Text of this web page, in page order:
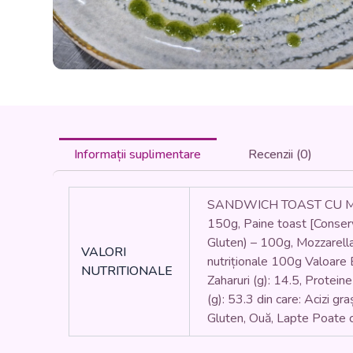
Informații suplimentare Recenzii (0)
VALORI
NUTRITIONALE
SANDWICH TOAST CU
150g, Paine toast
Gluten) – 100g,
nutriționale 100g Valoare
Zaharuri (g): 14.5,
(g): 53.3 din care: Acizi
Gluten, Ouă, Lapte Poate